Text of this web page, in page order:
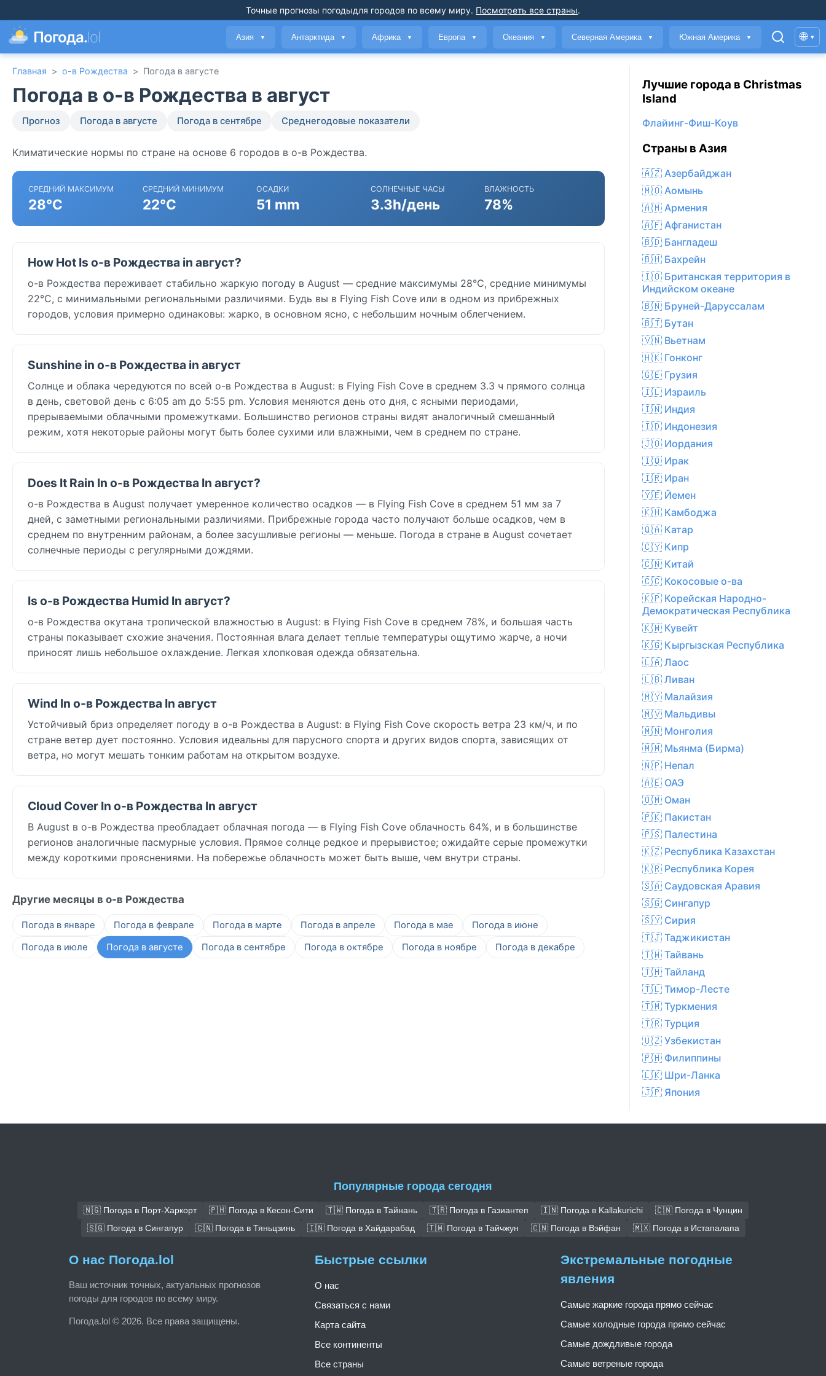
Точные прогнозы погодыдля городов по всему миру. Посмотреть все страны.
Погода.lol Азия ▼ Антарктида ▼ Африка ▼ Европа ▼ Океания ▼ Северная Америка ▼ Южная Америка ▼ 🌐 ▾
Главная > о-в Рождества > Погода в августе
Погода в о-в Рождества в август
Прогноз Погода в августе Погода в сентябре Среднегодовые показатели
Климатические нормы по стране на основе 6 городов в о-в Рождества.
СРЕДНИЙ МАКСИМУМ
28°C
СРЕДНИЙ МИНИМУМ
22°C
ОСАДКИ
51 mm
СОЛНЕЧНЫЕ ЧАСЫ
3.3h/день
ВЛАЖНОСТЬ
78%
How Hot Is о-в Рождества in август?
о-в Рождества переживает стабильно жаркую погоду в August — средние максимумы 28°C, средние минимумы
22°C, с минимальными региональными различиями. Будь вы в Flying Fish Cove или в одном из прибрежных
городов, условия примерно одинаковы: жарко, в основном ясно, с небольшим ночным облегчением.
Sunshine in о-в Рождества in август
Солнце и облака чередуются по всей о-в Рождества в August: в Flying Fish Cove в среднем 3.3 ч прямого солнца
в день, световой день с 6:05 am до 5:55 pm. Условия меняются день ото дня, с ясными периодами,
прерываемыми облачными промежутками. Большинство регионов страны видят аналогичный смешанный
режим, хотя некоторые районы могут быть более сухими или влажными, чем в среднем по стране.
Does It Rain In о-в Рождества In август?
о-в Рождества в August получает умеренное количество осадков — в Flying Fish Cove в среднем 51 мм за 7
дней, с заметными региональными различиями. Прибрежные города часто получают больше осадков, чем в
среднем по внутренним районам, а более засушливые регионы — меньше. Погода в стране в August сочетает
солнечные периоды с регулярными дождями.
Is о-в Рождества Humid In август?
о-в Рождества окутана тропической влажностью в August: в Flying Fish Cove в среднем 78%, и большая часть
страны показывает схожие значения. Постоянная влага делает теплые температуры ощутимо жарче, а ночи
приносят лишь небольшое охлаждение. Легкая хлопковая одежда обязательна.
Wind In о-в Рождества In август
Устойчивый бриз определяет погоду в о-в Рождества в August: в Flying Fish Cove скорость ветра 23 км/ч, и по
стране ветер дует постоянно. Условия идеальны для парусного спорта и других видов спорта, зависящих от
ветра, но могут мешать тонким работам на открытом воздухе.
Cloud Cover In о-в Рождества In август
В August в о-в Рождества преобладает облачная погода — в Flying Fish Cove облачность 64%, и в большинстве
регионов аналогичные пасмурные условия. Прямое солнце редкое и прерывистое; ожидайте серые промежутки
между короткими прояснениями. На побережье облачность может быть выше, чем внутри страны.
Другие месяцы в о-в Рождества
Погода в январе Погода в феврале Погода в марте Погода в апреле Погода в мае
Погода в июне
Погода в июле
Погода в августе Погода в сентябре Погода в октябре Погода в ноябре Погода в декабре
Лучшие города в Christmas
Island
Флайинг-Фиш-Коув
Страны в Азия
🇦🇿 Азербайджан
🇲🇴 Аомынь
🇦🇲 Армения
🇦🇫 Афганистан
🇧🇩 Бангладеш
🇧🇭 Бахрейн
🇮🇴 Британская территория в
Индийском океане
🇧🇳 Бруней-Даруссалам
🇧🇹 Бутан
🇻🇳 Вьетнам
🇭🇰 Гонконг
🇬🇪 Грузия
🇮🇱 Израиль
🇮🇳 Индия
🇮🇩 Индонезия
🇯🇴 Иордания
🇮🇶 Ирак
🇮🇷 Иран
🇾🇪 Йемен
🇰🇭 Камбоджа
🇶🇦 Катар
🇨🇾 Кипр
🇨🇳 Китай
🇨🇨 Кокосовые о-ва
🇰🇵 Корейская Народно-
Демократическая Республика
🇰🇼 Кувейт
🇰🇬 Кыргызская Республика
🇱🇦 Лаос
🇱🇧 Ливан
🇲🇾 Малайзия
🇲🇻 Мальдивы
🇲🇳 Монголия
🇲🇲 Мьянма (Бирма)
🇳🇵 Непал
🇦🇪 ОАЭ
🇴🇲 Оман
🇵🇰 Пакистан
🇵🇸 Палестина
🇰🇿 Республика Казахстан
🇰🇷 Республика Корея
🇸🇦 Саудовская Аравия
🇸🇬 Сингапур
🇸🇾 Сирия
🇹🇯 Таджикистан
🇹🇼 Тайвань
🇹🇭 Тайланд
🇹🇱 Тимор-Лесте
🇹🇲 Туркмения
🇹🇷 Турция
🇺🇿 Узбекистан
🇵🇭 Филиппины
🇱🇰 Шри-Ланка
🇯🇵 Япония
Популярные города сегодня
🇳🇬 Погода в Порт-Харкорт 🇵🇭 Погода в Кесон-Сити 🇹🇼 Погода в Тайнань 🇹🇷 Погода в Газиантеп 🇮🇳 Погода в Kallakurichi
🇨🇳 Погода в Чунцин
🇸🇬 Погода в Сингапур
🇨🇳 Погода в Тяньцзинь 🇮🇳 Погода в Хайдарабад 🇹🇼 Погода в Тайчжун 🇨🇳 Погода в Вэйфан 🇲🇽 Погода в Истапалапа
О нас Погода.lol
Ваш источник точных, актуальных прогнозов
погоды для городов по всему миру.
Погода.lol © 2026. Все права защищены.
Быстрые ссылки
О нас
Связаться с нами
Карта сайта
Все континенты
Все страны
Экстремальные погодные
явления
Самые жаркие города прямо сейчас
Самые холодные города прямо сейчас
Самые дождливые города
Самые ветреные города